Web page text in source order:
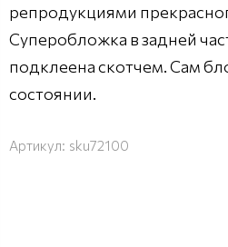
репродукциями
Суперобложка в задней
подклеена скотчем. Сам
состоянии.
Артикул: sku72100